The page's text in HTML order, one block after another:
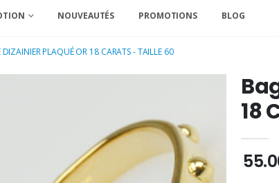
NOUVEAUTÉS PROMOTIONS BLOG
PLAQUÉ OR 18 CARATS - TAILLE 60
18